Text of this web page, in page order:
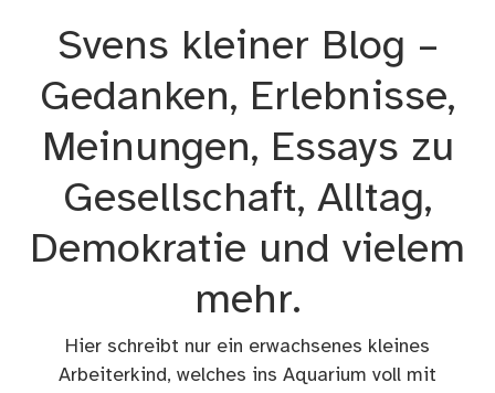
Svens kleiner Blog –
Gedanken, Erlebnisse,
Meinungen, Essays zu
Gesellschaft, Alltag,
Demokratie und vielem
mehr.
Hier schreibt nur ein erwachsenes kleines
Arbeiterkind, welches ins Aquarium voll mit